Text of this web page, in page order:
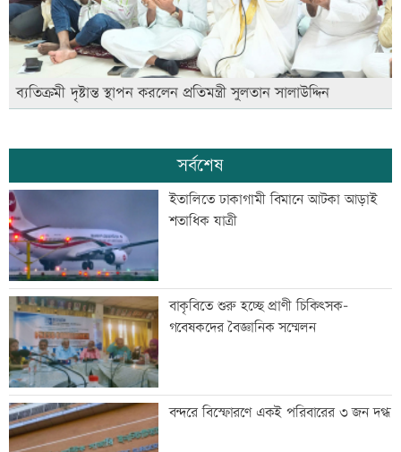
ব্যতিক্রমী দৃষ্টান্ত স্থাপন করলেন প্রতিমন্ত্রী সুলতান সালাউদ্দিন
সর্বশেষ
ইতালিতে ঢাকাগামী বিমানে আটকা আড়াই
শতাধিক যাত্রী
বাকৃবিতে শুরু হচ্ছে প্রাণী চিকিৎসক-
গবেষকদের বৈজ্ঞানিক সম্মেলন
বন্দরে বিস্ফোরণে একই পরিবারের ৩ জন দগ্ধ